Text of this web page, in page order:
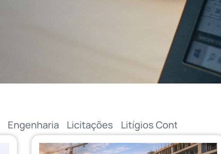
Engenharia Licitações Litígios Contratuais